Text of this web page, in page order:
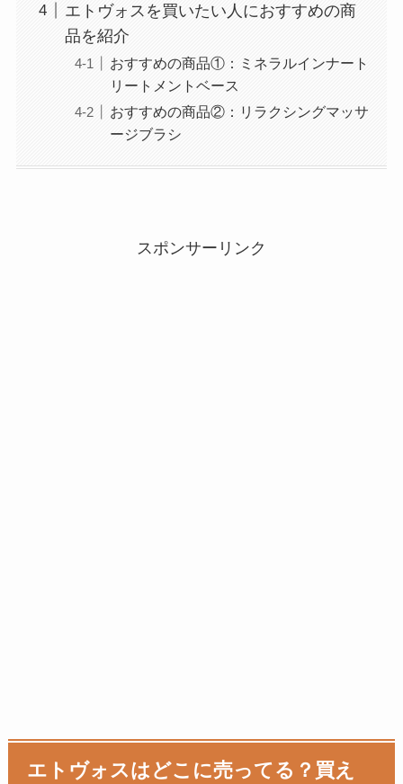
エトヴォスを買いたい人におすすめの商
品を紹介
おすすめの商品①：ミネラルインナート
リートメントベース
おすすめの商品②：リラクシングマッサ
ージブラシ
スポンサーリンク
エトヴォスはどこに売ってる？買え